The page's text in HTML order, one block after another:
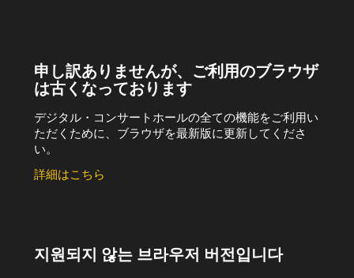
申し訳ありませんが、ご利用のブラウザ
は古くなっております
デジタル・コンサートホールの全ての機能をご利用い
ただくために、ブラウザを最新版に更新してくださ
い。
詳細はこちら
지원되지 않는 브라우저 버전입니다